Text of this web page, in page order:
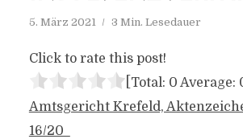
5. März 2021 3 Min. Lesedauer
Click to rate this post!
[Total: 0 Average:
Amtsgericht Krefeld,
16/20